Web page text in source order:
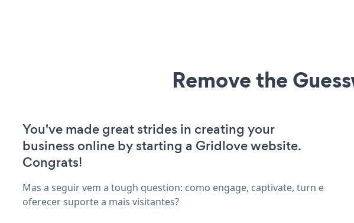
Remove the
You've made great strides in creating your
business online by starting a Gridlove website.
Congrats!
Mas a seguir vem a tough question: como engage, captivate, turn e
oferecer suporte a mais visitantes?